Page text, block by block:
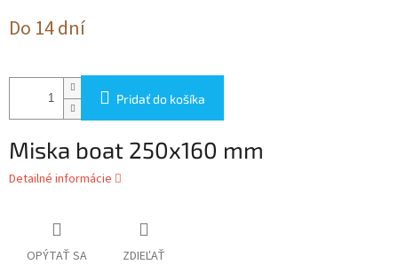
cena:
Do 14 dní
Pridať do košíka
Miska boat 250x160 mm
Detailné informácie
OPÝTAŤ SA ZDIEĽAŤ